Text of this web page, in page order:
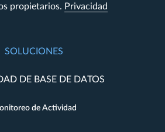
propietarios. Privacidad
SOLUCIONES
DE BASE DE DATOS
de Actividad